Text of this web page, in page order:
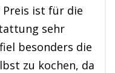
ist für die
sehr
besonders die
zu kochen, da